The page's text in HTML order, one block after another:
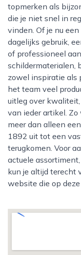
topmerken als
die je niet snel in
vinden. Of je nu
dagelijks gebruik,
of professioneel
schildermaterialen,
zowel inspiratie als
het team veel
uitleg over
van ieder artikel.
meer dan alleen
1892 uit tot een
terugkomen. Voor
actuele
kun je altijd terecht
website die op